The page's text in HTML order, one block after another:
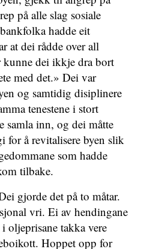
på alle slag sosiale
hadde eit
at dei rådde over all
kunne dei ikkje dra bort
med det.» Dei var
og samtidig disiplinere
tenestene i stort
inn, og dei måtte
for å revitalisere byen slik
som hadde
tilbake.
gjorde det på to måtar.
vri. Ei av hendingane
oljeprisane takka vere
Hoppet opp for